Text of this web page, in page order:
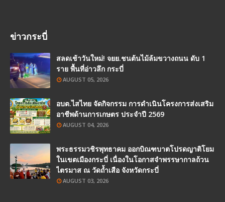
ข่าวกระบี่
สลดเช้าวันใหม่! จยย.ชนต้นไม้ล้มขวางถนน ดับ 1
ราย พื้นที่อ่าวลึก กระบี่
AUGUST 05, 2026
อบต.ไสไทย จัดกิจกรรม การดำเนินโครงการส่งเสริม
อาชีพด้านการเกษตร ประจำปี 2569
AUGUST 04, 2026
พระธรรมวชิรพุทธาคม ออกบิณฑบาตโปรดญาติโยม
ในเขตเมืองกระบี่ เนื่องในโอกาสจำพรรษากาลถ้วน
ไตรมาส ณ วัดถ้ำเสือ จังหวัดกระบี่
AUGUST 03, 2026